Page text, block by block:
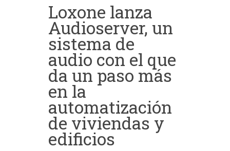
Loxone lanza
Audioserver, un
sistema de
audio con el que
da un paso más
en la
automatización
de viviendas y
edificios